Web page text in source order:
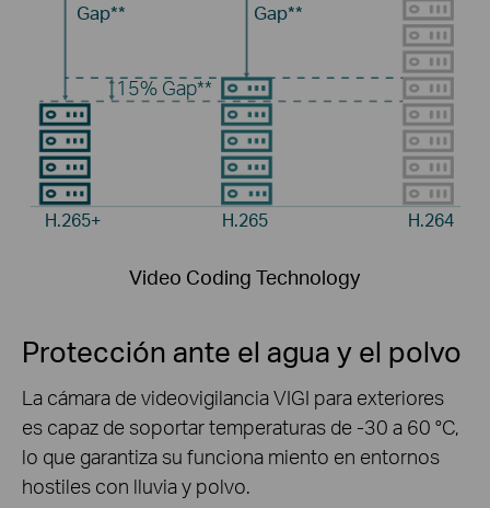
Gap** Gap**
15% Gap**
H.265+ H.265 H.264
Video Coding Technology
Protección ante el agua y el polvo
La cámara de videovigilancia VIGI para exteriores
es capaz de soportar temperaturas de -30 a 60 °C,
lo que garantiza su funciona miento en entornos
hostiles con lluvia y polvo.